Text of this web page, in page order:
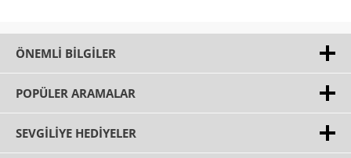
ÖNEMLI BILGILER
POPÜLER ARAMALAR
SEVGILIYE HEDIYELER